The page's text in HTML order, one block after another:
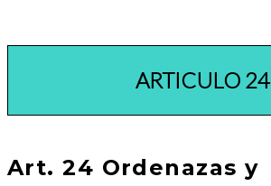
ARTICULO 24
Art. 24 Ordenazas y